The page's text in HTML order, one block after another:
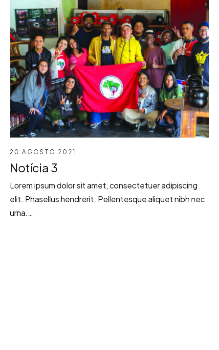
20 AGOSTO 2021
Notícia 3
Lorem ipsum dolor sit amet, consectetuer adipiscing
elit. Phasellus hendrerit. Pellentesque aliquet nibh nec
urna.…